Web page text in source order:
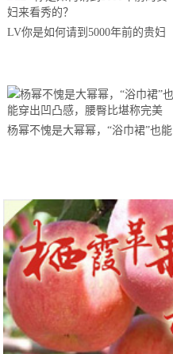
LV你是如何请到5000年前的贵妇
杨幂不愧是大幂幂，“浴巾裙”也能